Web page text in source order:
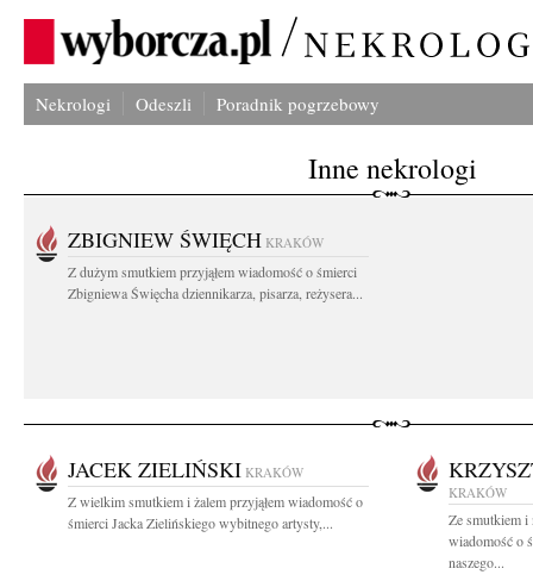
Nekrologi Odeszli Poradnik pogrzebowy
Inne nekrologi
ZBIGNIEW ŚWIĘCH KRAKÓW
Z dużym smutkiem przyjąłem wiadomość o śmierci
Zbigniewa Święcha dziennikarza, pisarza, reżysera...
JACEK ZIELIŃSKI KRAKÓW
Z wielkim smutkiem i żalem przyjąłem wiadomość o
śmierci Jacka Zielińskiego wybitnego artysty,...
KRAKÓW
Ze smutkiem
wiadomość o
naszego...